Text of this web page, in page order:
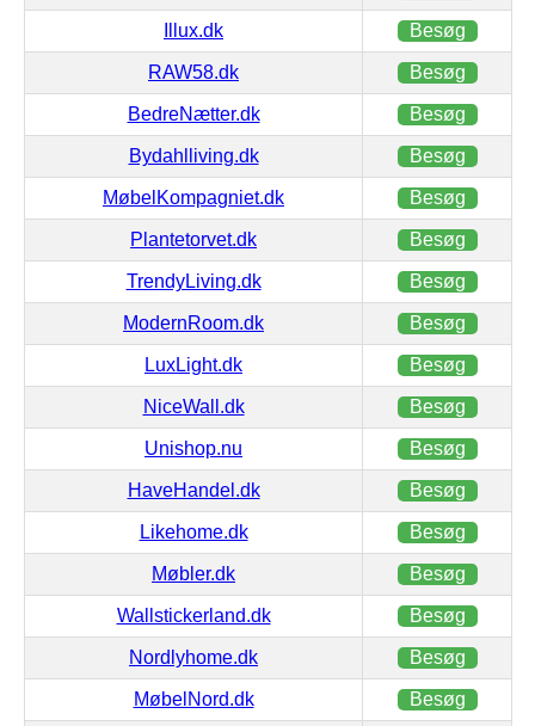
Illux.dk Besøg
RAW58.dk Besøg
BedreNætter.dk Besøg
Bydahlliving.dk Besøg
MøbelKompagniet.dk Besøg
Plantetorvet.dk Besøg
TrendyLiving.dk Besøg
ModernRoom.dk Besøg
LuxLight.dk Besøg
NiceWall.dk Besøg
Unishop.nu Besøg
HaveHandel.dk Besøg
Likehome.dk Besøg
Møbler.dk Besøg
Wallstickerland.dk Besøg
Nordlyhome.dk Besøg
MøbelNord.dk Besøg